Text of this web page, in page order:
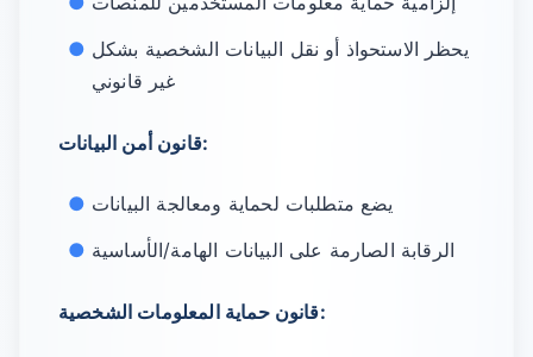
يحظر الاستحواذ أو نقل البيانات الشخصية بشكل
غير قانوني
قانون أمن البيانات:
يضع متطلبات لحماية ومعالجة البيانات
الرقابة الصارمة على البيانات الهامة/الأساسية
قانون حماية المعلومات الشخصية: